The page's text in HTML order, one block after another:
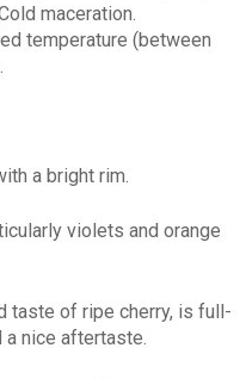
maceration.
temperature (between
a bright rim.
violets and orange
taste of ripe cherry, is full-
a nice aftertaste.